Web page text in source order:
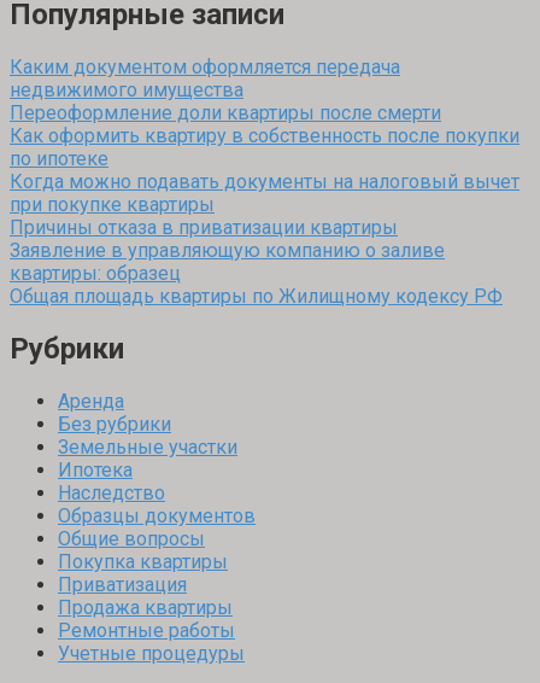
Популярные записи
Каким документом оформляется передача
недвижимого имущества
Переоформление доли квартиры после смерти
Как оформить квартиру в собственность после покупки
по ипотеке
Когда можно подавать документы на налоговый вычет
при покупке квартиры
Причины отказа в приватизации квартиры
Заявление в управляющую компанию о заливе
квартиры: образец
Общая площадь квартиры по Жилищному кодексу РФ
Рубрики
Аренда
Без рубрики
Земельные участки
Ипотека
Наследство
Образцы документов
Общие вопросы
Покупка квартиры
Приватизация
Продажа квартиры
Ремонтные работы
Учетные процедуры